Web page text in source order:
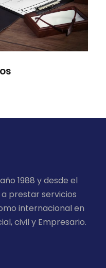
1988 y desde el
prestar servicios
internacional en
civil y Empresario.